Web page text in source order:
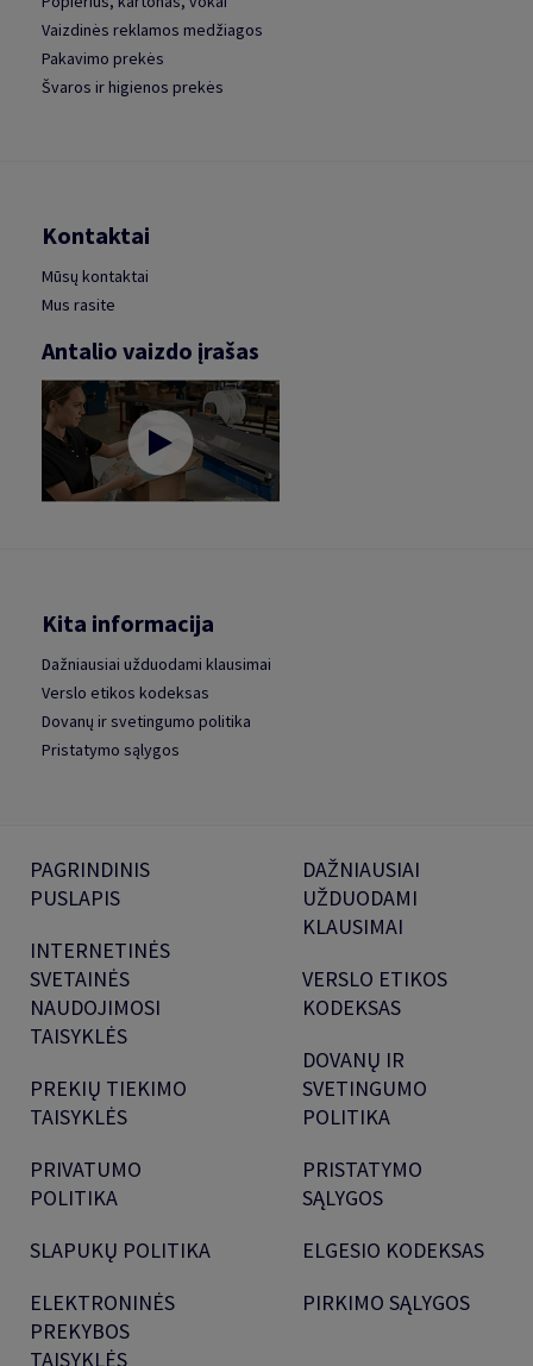
Vaizdinės reklamos medžiagos
Pakavimo prekės
Švaros ir higienos prekės
Kontaktai
Mūsų kontaktai
Mus rasite
Antalio vaizdo įrašas
Kita informacija
Dažniausiai užduodami klausimai
Verslo etikos kodeksas
Dovanų ir svetingumo politika
Pristatymo sąlygos
PAGRINDINIS
PUSLAPIS
INTERNETINĖS
SVETAINĖS
NAUDOJIMOSI
TAISYKLĖS
PREKIŲ TIEKIMO
TAISYKLĖS
PRIVATUMO
POLITIKA
SLAPUKŲ POLITIKA
ELEKTRONINĖS
PREKYBOS
TAISYKLĖS
DAŽNIAUSIAI
UŽDUODAMI
KLAUSIMAI
VERSLO ETIKOS
KODEKSAS
DOVANŲ IR
SVETINGUMO
POLITIKA
PRISTATYMO
SĄLYGOS
ELGESIO KODEKSAS
PIRKIMO SĄLYGOS